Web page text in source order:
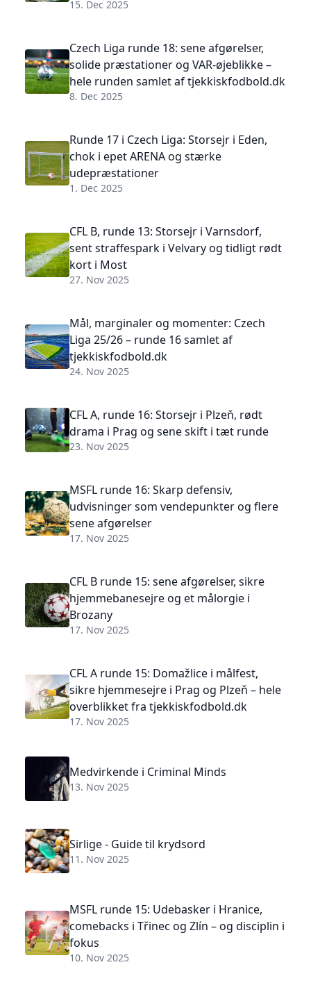
15. Dec 2025
Czech Liga runde 18: sene afgørelser,
solide præstationer og VAR-øjeblikke –
hele runden samlet af tjekkiskfodbold.dk
8. Dec 2025
Runde 17 i Czech Liga: Storsejr i Eden,
chok i epet ARENA og stærke
udepræstationer
1. Dec 2025
CFL B, runde 13: Storsejr i Varnsdorf,
sent straffespark i Velvary og tidligt rødt
kort i Most
27. Nov 2025
Mål, marginaler og momenter: Czech
Liga 25/26 – runde 16 samlet af
tjekkiskfodbold.dk
24. Nov 2025
CFL A, runde 16: Storsejr i Plzeň, rødt
drama i Prag og sene skift i tæt runde
23. Nov 2025
MSFL runde 16: Skarp defensiv,
udvisninger som vendepunkter og flere
sene afgørelser
17. Nov 2025
CFL B runde 15: sene afgørelser, sikre
hjemmebanesejre og et målorgie i
Brozany
17. Nov 2025
CFL A runde 15: Domažlice i målfest,
sikre hjemmesejre i Prag og Plzeň – hele
overblikket fra tjekkiskfodbold.dk
17. Nov 2025
Medvirkende i Criminal Minds
13. Nov 2025
Sirlige - Guide til krydsord
11. Nov 2025
MSFL runde 15: Udebasker i Hranice,
comebacks i Třinec og Zlín – og disciplin i
fokus
10. Nov 2025